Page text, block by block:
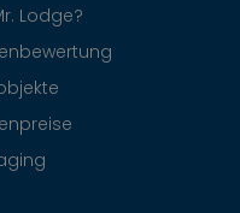
Lodge?